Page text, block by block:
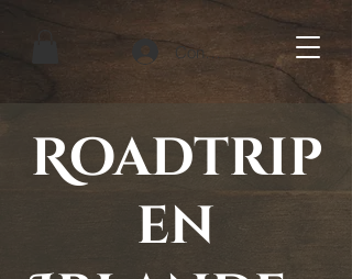
Connexion
Roadtrip
en